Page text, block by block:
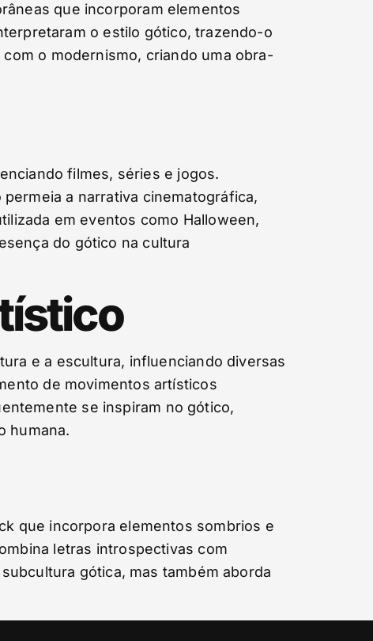
que incorporam elementos
o estilo gótico, trazendo-o
o modernismo, criando uma obra-
filmes, séries e jogos.
a narrativa cinematográfica,
em eventos como Halloween,
do gótico na cultura
e a escultura, influenciando diversas
de movimentos artísticos
se inspiram no gótico,
humana.
que incorpora elementos sombrios e
letras introspectivas com
gótica, mas também aborda